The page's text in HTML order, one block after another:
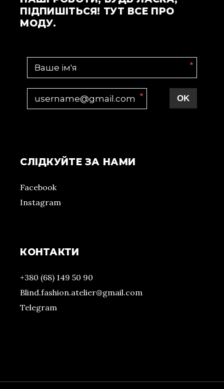
ПІДПИШІТЬСЯ! ТУТ ВСЕ ПРО
МОДУ.
*
* OK
СЛІДКУЙТЕ ЗА НАМИ
Facebook
Instagram
КОНТАКТИ
+380 (68) 149 50 90
Blind.fashion.atelier@gmail.com
Telegram